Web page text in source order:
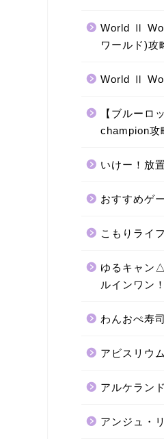
World Ⅱ
ワールド)攻
World Ⅱ
【ブルーロ
champion攻
いけー！放
おすすめゲ
こもりライ
ゆるキャン
ルインワン
わんおぺ寿
アビスリウ
アルケラン
アンジュ・